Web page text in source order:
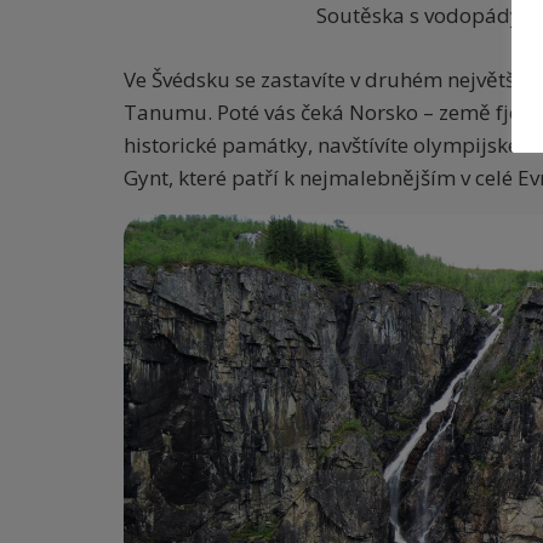
Soutěska s vodopády
Ve Švédsku se zastavíte v druhém
Tanumu. Poté vás čeká Norsko – země
historické památky, navštívíte olympijské
Gynt, které patří k nejmalebnějším v celé